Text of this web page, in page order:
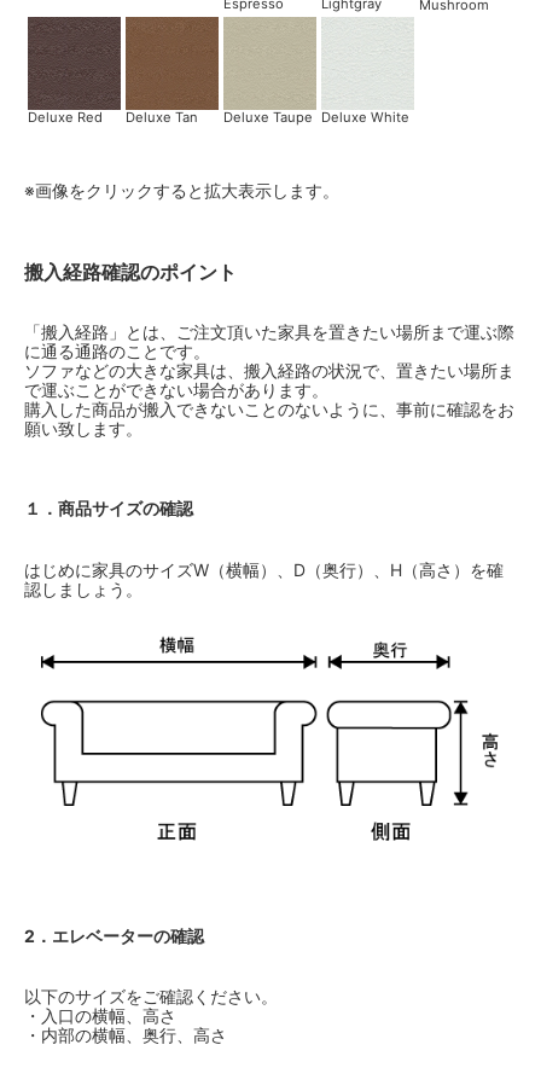
Espresso
Lightgray
Mushroom
Deluxe Red Deluxe Tan Deluxe Taupe Deluxe White
※画像をクリックすると拡大表示します。
搬入経路確認のポイント
「搬入経路」とは、ご注文頂いた家具を置きたい場所まで運ぶ際
に通る通路のことです。
ソファなどの大きな家具は、搬入経路の状況で、置きたい場所ま
で運ぶことができない場合があります。
購入した商品が搬入できないことのないように、事前に確認をお
願い致します。
１．商品サイズの確認
はじめに家具のサイズW（横幅）、D（奥行）、H（高さ）を確
認しましょう。
2．エレベーターの確認
以下のサイズをご確認ください。
・入口の横幅、高さ
・内部の横幅、奥行、高さ